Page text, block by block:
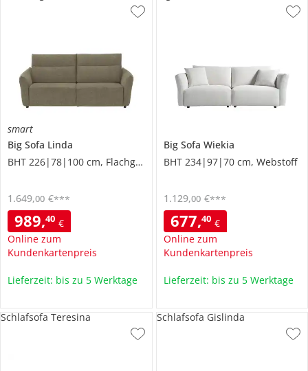
smart
Big Sofa Linda
BHT 226|78|100 cm, Flachgewebe grob
989,40 €
Online zum
Kundenkartenpreis
1.649,00 €***
Lieferzeit: bis zu 5 Werktage
Big Sofa Wiekia
BHT 234|97|70 cm, Webstoff
677,40 €
Online zum
Kundenkartenpreis
1.129,00 €***
Lieferzeit: bis zu 5 Werktage
Schlafsofa Teresina Schlafsofa Gislinda